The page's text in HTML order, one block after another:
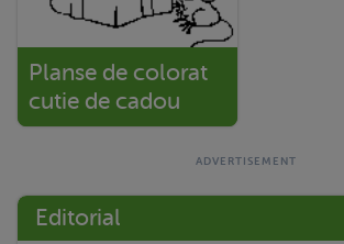
Planse de colorat
cutie de cadou
Editorial